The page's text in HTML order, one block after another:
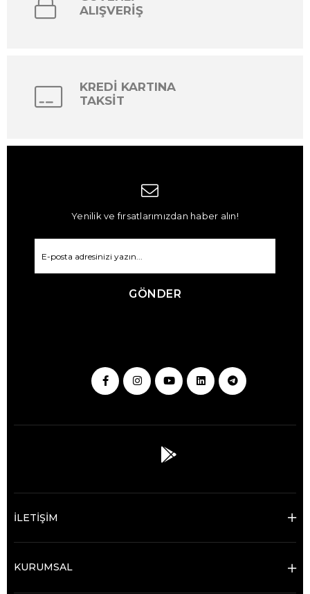
ALIŞVERİŞ
KREDİ KARTINA
TAKSİT
Yenilik ve fırsatlarımızdan haber alın!
GÖNDER
İLETİŞİM
KURUMSAL